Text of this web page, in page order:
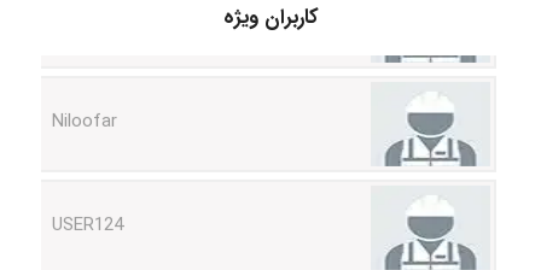
کاربران ویژه